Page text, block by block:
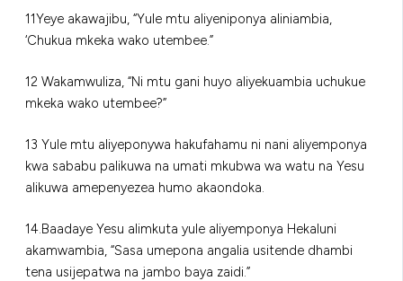
11Yeye akawajibu, “Yule mtu aliyeniponya aliniambia,
‘Chukua mkeka wako utembee.”
12 Wakamwuliza, “Ni mtu gani huyo aliyekuambia uchukue
mkeka wako utembee?”
13 Yule mtu aliyeponywa hakufahamu ni nani aliyemponya
kwa sababu palikuwa na umati mkubwa wa watu na Yesu
alikuwa amepenyezea humo akaondoka.
14.Baadaye Yesu alimkuta yule aliyemponya Hekaluni
akamwambia, “Sasa umepona angalia usitende dhambi
tena usijepatwa na jambo baya zaidi.”